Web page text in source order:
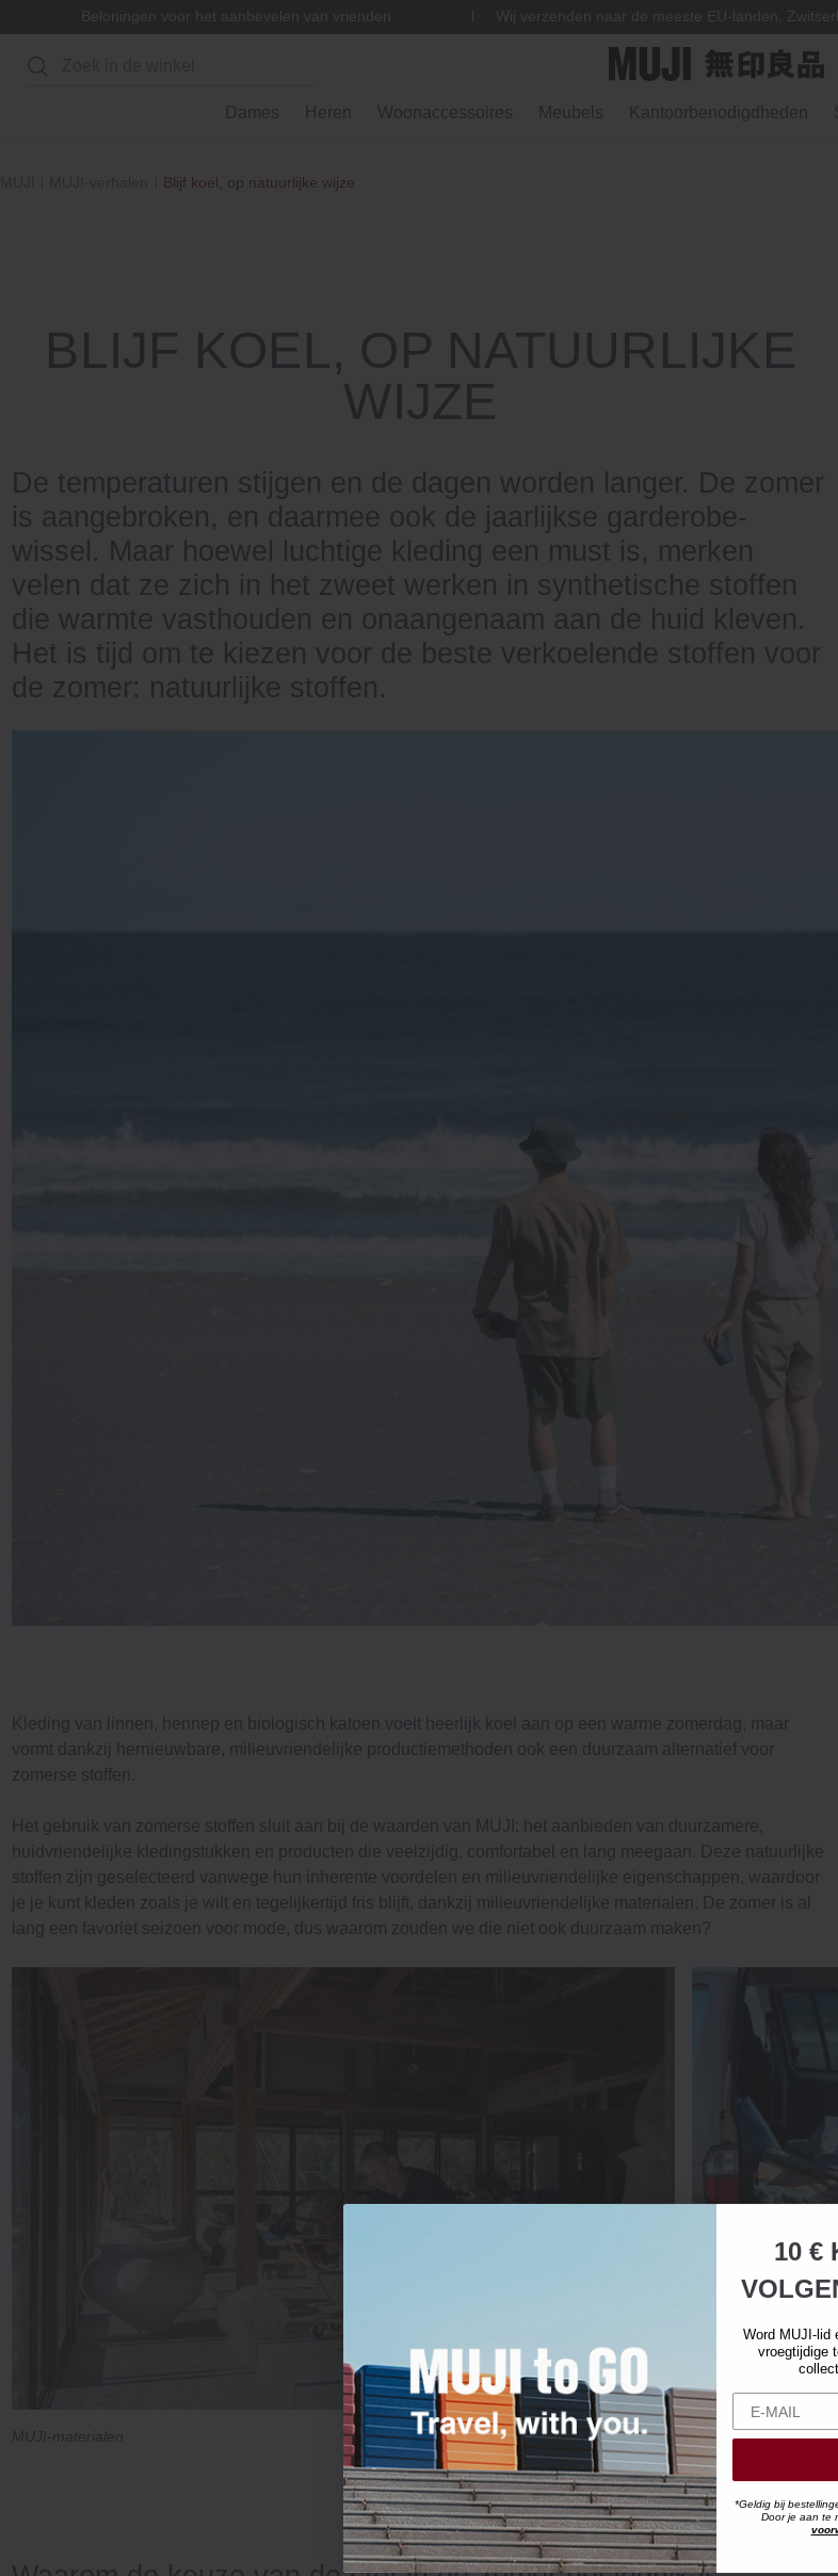
Beloningen voor het aanbevelen van vrienden Wij verzenden naar de meeste EU-landen,
Dames Heren Woonaccessoires Meubels Kantoorbenodigdheden
Blijf koel, op natuurlijke wijze
BLIJF KOEL, OP NATUURLIJKE
WIJZE
De temperaturen stijgen en de dagen worden langer. De zomer
is aangebroken, en daarmee ook de jaarlijkse garderobe-
wissel. Maar hoewel luchtige kleding een must is, merken
velen dat ze zich in het zweet werken in synthetische stoffen
die warmte vasthouden en onaangenaam aan de huid kleven.
Het is tijd om te kiezen voor de beste verkoelende stoffen voor
de zomer: natuurlijke stoffen.
Kleding van linnen, hennep en biologisch katoen voelt heerlijk koel aan op een warme zomerdag, maar
vormt dankzij hernieuwbare, milieuvriendelijke productiemethoden ook een duurzaam alternatief voor
zomerse stoffen.
Het gebruik van zomerse stoffen sluit aan bij de waarden van MUJI: het aanbieden van duurzamere,
huidvriendelijke kledingstukken en producten die veelzijdig, comfortabel en lang meegaan. Deze natuurlijke
stoffen zijn geselecteerd vanwege hun inherente voordelen en milieuvriendelijke eigenschappen, waardoor
je je kunt kleden zoals je wilt en tegelijkertijd fris blijft, dankzij milieuvriendelijke materialen. De zomer is al
lang een favoriet seizoen voor mode, dus waarom zouden we die niet ook duurzaam maken?
MUJI-materialen MUJI-katoen
10 €
Word MUJI-lid
vroegtijdige
*Geldig bij
Door je aan te